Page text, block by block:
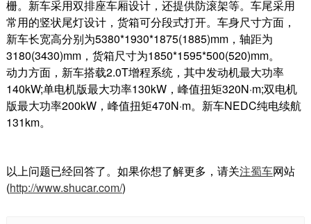
栅。新车采用双排座车厢设计，还提供防滚架等。车尾采用
常用的竖状尾灯设计，货箱可分段式打开。车身尺寸方面，
新车长宽高分别为5380*1930*1875(1885)mm，轴距为
3180(3430)mm，货箱尺寸为1850*1595*500(520)mm。
动力方面，新车搭载2.0T增程系统，其中发动机最大功率
140kW;单电机版最大功率130kW，峰值扭矩320N·m;双电机
版最大功率200kW，峰值扭矩470N·m。新车NEDC纯电续航
131km。
以上问题已经回答了。如果你想了解更多，请关注蜀车网站
(http://www.shucar.com/)